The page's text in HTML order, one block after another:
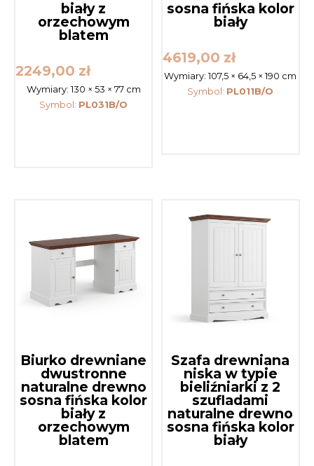
biały z
orzechowym
blatem
2249,00 zł
Wymiary: 130 × 53 × 77 cm
Symbol: PL031B/O
sosna fińska kolor
biały
4619,00 zł
Wymiary:107,5 × 64,5 × 190 cm
Symbol: PL011B/O
Biurko drewniane
dwustronne
naturalne drewno
sosna fińska kolor
biały z
orzechowym
blatem
Szafa drewniana
niska w typie
bieliźniarki z 2
szufladami
naturalne drewno
sosna fińska kolor
biały